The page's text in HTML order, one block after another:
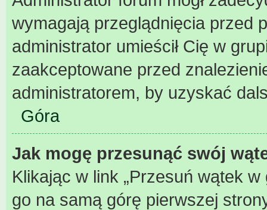
wymagają przeglądnięcia przed
administrator umieścił Cię w
zaakceptowane przed
administratorem, by uzyskać
Góra
Jak mogę przesunąć swój
Klikając w link „Przesuń wątek
go na samą górę pierwszej